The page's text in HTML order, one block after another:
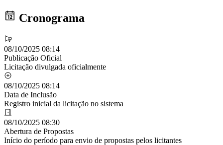
Cronograma
08/10/2025 08:14
Publicação Oficial
Licitação divulgada oficialmente
08/10/2025 08:14
Data de Inclusão
Registro inicial da licitação no sistema
08/10/2025 08:30
Abertura de Propostas
Início do período para envio de propostas pelos licitantes